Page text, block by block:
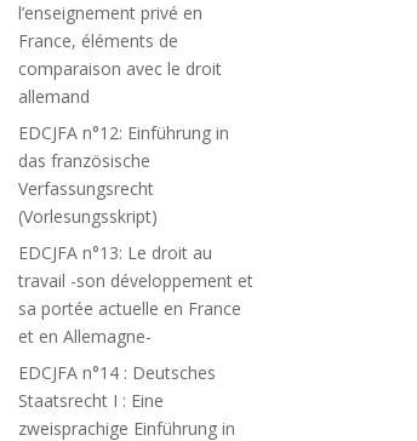
l’enseignement privé en
France, éléments de
comparaison avec le droit
allemand
EDCJFA n°12: Einführung in
das französische
Verfassungsrecht
(Vorlesungsskript)
EDCJFA n°13: Le droit au
travail -son développement et
sa portée actuelle en France
et en Allemagne-
EDCJFA n°14 : Deutsches
Staatsrecht I : Eine
zweisprachige Einführung in